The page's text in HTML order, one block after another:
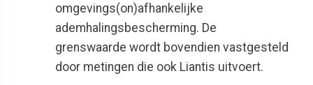
omgevings(on)afhankelijke
ademhalingsbescherming. De
grenswaarde wordt bovendien vastgesteld
door metingen die ook Liantis uitvoert.